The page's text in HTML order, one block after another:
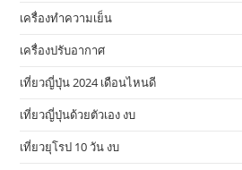
เครื่องทำความเย็น
เครื่องปรับอากาศ
เที่ยวญี่ปุ่น 2024 เดือนไหนดี
เที่ยวญี่ปุ่นด้วยตัวเอง งบ
เที่ยวยุโรป 10 วัน งบ